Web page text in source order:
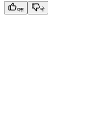
यस नो